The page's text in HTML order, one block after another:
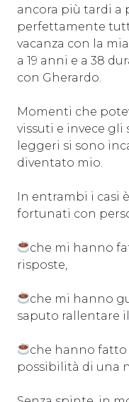
ancora più tardi a
perfettamente
vacanza con la
a 19 anni e a 38
con Gherardo.
Momenti che
vissuti e invece
leggeri si sono
diventato mio.
In entrambi i casi
fortunati con
che mi hanno
risposte,
che mi hanno
saputo rallentare
che hanno
possibilità di una